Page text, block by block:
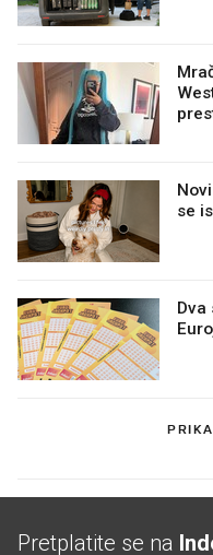
se
Dva
Pretplatite se na